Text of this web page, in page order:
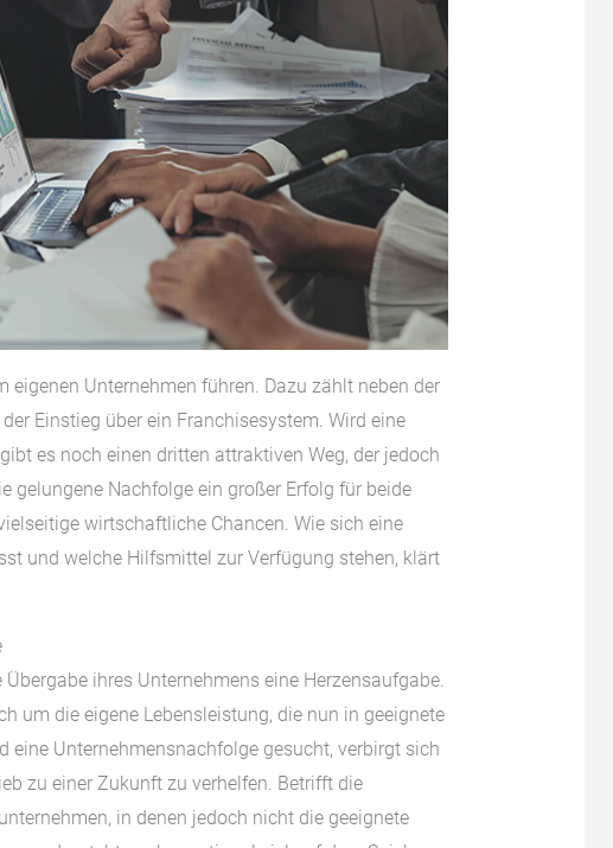
eigenen Unternehmen führen. Dazu zählt neben der
Einstieg über ein Franchisesystem. Wird eine
es noch einen dritten attraktiven Weg, der jedoch
gelungene Nachfolge ein großer Erfolg für beide
wirtschaftliche Chancen. Wie sich eine
und welche Hilfsmittel zur Verfügung stehen, klärt
ihres Unternehmens eine Herzensaufgabe.
um die eigene Lebensleistung, die nun in geeignete
eine Unternehmensnachfolge gesucht, verbirgt sich
zu einer Zukunft zu verhelfen. Betrifft die
in denen jedoch nicht die geeignete